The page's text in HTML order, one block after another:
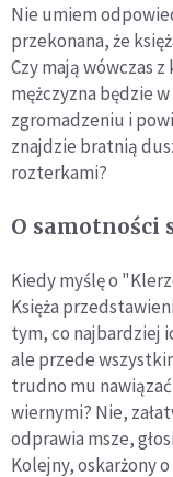
Nie umiem
przekonana, że
Czy mają wówczas
mężczyzna będzie
zgromadzeniu i
znajdzie bratnią
rozterkami?
O samotności
Kiedy myślę o
Księża
tym, co najbardziej
ale przede
trudno mu
wiernymi? Nie,
odprawia msze,
Kolejny, oskarżony